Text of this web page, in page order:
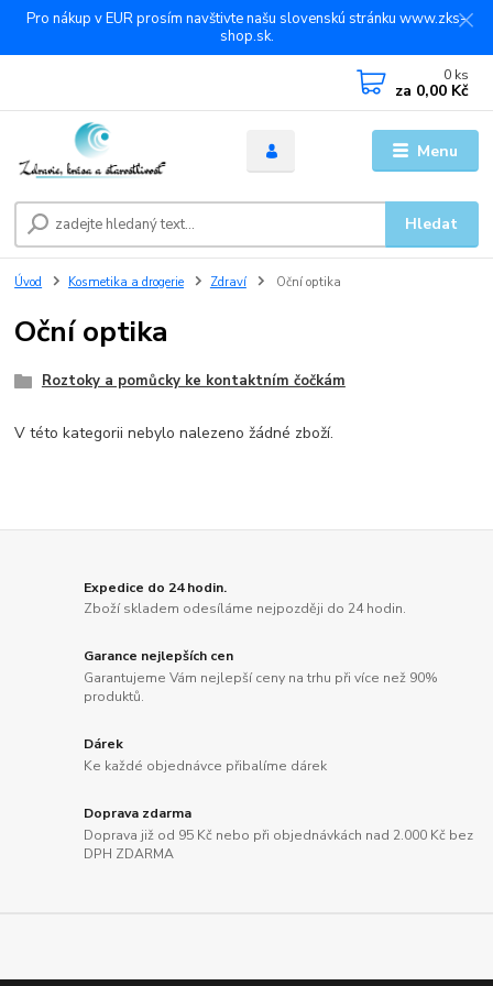
Pro nákup v EUR prosím navštivte našu slovenskú stránku www.zks-
shop.sk.
Menu
Hledat
0 ks
za 0,00 Kč
Úvod Kosmetika a drogerie Zdraví Oční optika
Oční optika
Roztoky a pomůcky ke kontaktním čočkám
V této kategorii nebylo nalezeno žádné zboží.
Expedice do 24 hodin.
Zboží skladem odesíláme nejpozději do 24 hodin.
Garance nejlepších cen
Garantujeme Vám nejlepší ceny na trhu při více než 90%
produktů.
Dárek
Ke každé objednávce přibalíme dárek
Doprava zdarma
Doprava již od 95 Kč nebo při objednávkách nad 2.000 Kč bez
DPH ZDARMA